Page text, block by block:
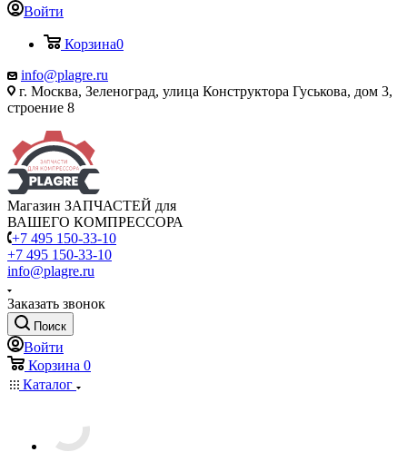
Войти
Корзина0
info@plagre.ru
г. Москва, Зеленоград, улица Конструктора Гуськова, дом 3,
строение 8
Магазин ЗАПЧАСТЕЙ для
ВАШЕГО КОМПРЕССОРА
+7 495 150-33-10
+7 495 150-33-10
info@plagre.ru
Заказать звонок
Поиск
Войти
Корзина 0
Каталог